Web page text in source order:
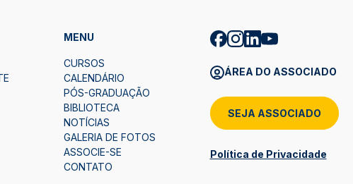
MENU
CURSOS
CALENDÁRIO
PÓS-GRADUAÇÃO
BIBLIOTECA
NOTÍCIAS
GALERIA DE FOTOS
ASSOCIE-SE
CONTATO
ÁREA DO ASSOCIADO
SEJA ASSOCIADO
Política de Privacidade